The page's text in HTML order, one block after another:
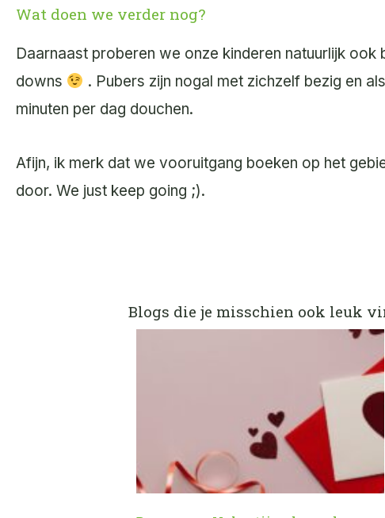
Wat doen we verder nog?
Daarnaast proberen we onze kinderen natuurlijk
downs
. Pubers zijn nogal met zichzelf bezig en
minuten per dag douchen.
Afijn, ik merk dat we vooruitgang boeken op het
door. We just keep going ;).
Blogs die je misschien ook leuk